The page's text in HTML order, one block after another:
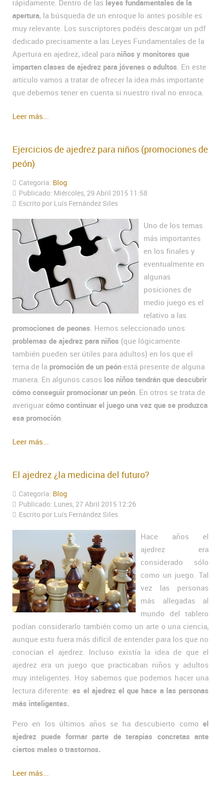
rápidamente. Dentro de las leyes fundamentales de la
apertura, la búsqueda de un enroque lo antes posible es
muy relevante. Los suscriptores podéis descargar un pdf
dedicado precisamente a las Leyes Fundamentales de la
Apertura en ajedrez, ideal para niños y monitores que
imparten clases de ajedrez para jóvenes o adultos . En este
artículo vamos a tratar de ofrecer la idea más importante
que debemos tener en cuenta si nuestro rival no enroca.
Leer más...
Ejercicios de ajedrez para niños (promociones de
peón)
Categoría: Blog
Publicado: Miércoles, 29 Abril 2015 11:58
Escrito por Luís Fernández Siles
Uno de los temas
más importantes
en los finales y
eventualmente en
algunas
posiciones de
medio juego es el
relativo a las
promociones de peones . Hemos seleccionado unos
problemas de ajedrez para niños (que lógicamente
también pueden ser útiles para adultos) en los que el
tema de la promoción de un peón está presente de alguna
manera. En algunos casos los niños tendrán que descubrir
cómo conseguir promocionar un peón . En otros se trata de
averiguar cómo continuar el juego una vez que se produzca
esa promoción
Leer más...
El ajedrez ¿la medicina del futuro?
Categoría: Blog
Publicado: Lunes, 27 Abril 2015 12:26
Escrito por Luís Fernández Siles
Hace años el
ajedrez era
considerado sólo
como un juego. Tal
vez las personas
más allegadas al
mundo del tablero
podían considerarlo también como un arte o una ciencia,
aunque esto fuera más difícil de entender para los que no
conocían el ajedrez. Incluso existía la idea de que el
ajedrez era un juego que practicaban niños y adultos
muy inteligentes. Hoy sabemos que podemos hacer una
lectura diferente:es el ajedrez el que hace a las personas
más inteligentes.
Pero en los últimos años se ha descubierto como el
ajedrez puede formar parte de terapias concretas ante
ciertos males o trastornos.
Leer más...